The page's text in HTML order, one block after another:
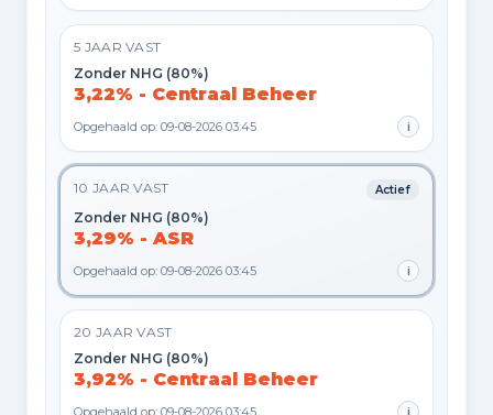
5 JAAR VAST
Zonder NHG (80%)
3,22% - Centraal Beheer
Opgehaald op: 09-08-2026 03:45 i
10 JAAR VAST Actief
Zonder NHG (80%)
3,29% - ASR
Opgehaald op: 09-08-2026 03:45 i
20 JAAR VAST
Zonder NHG (80%)
3,92% - Centraal Beheer
Opgehaald op: 09-08-2026 03:45 i